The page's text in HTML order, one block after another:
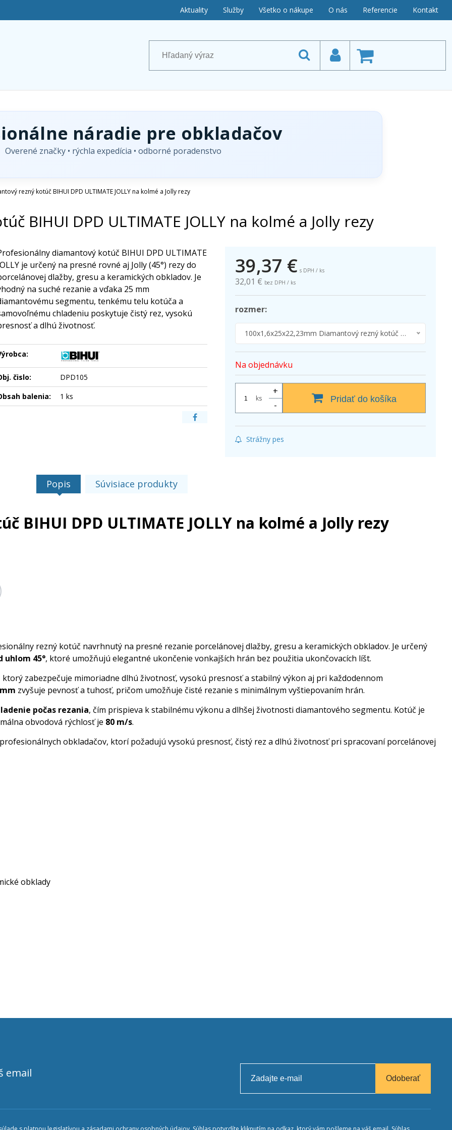
Aktuality Služby Všetko o nákupe O nás Referencie Kontakt
náradie pre obkladačov
Overené značky • rýchla expedícia • odborné poradenstvo
rezný kotúč BIHUI DPD ULTIMATE JOLLY na kolmé a Jolly rezy
BIHUI DPD ULTIMATE JOLLY na kolmé a Jolly rezy
39,37 € s DPH / ks
32,01 € bez DPH / ks
rozmer:
100x1,6x25x22,23mm Diamantový rezný kotúč BIHUI DPD ULTIMATE JOLLY na kolmé a Jolly rezy
Na objednávku
ks
+
-
Pridať do košíka
Strážny pes
diamantový kotúč BIHUI DPD ULTIMATE
je určený na presné rovné aj Jolly (45°) rezy do
dlažby, gresu a keramických obkladov. Je
na suché rezanie a vďaka 25 mm
segmentu, tenkému telu kotúča a
chladeniu poskytuje čistý rez, vysokú
a dlhú životnosť.
čislo:
DPD105
balenia:
1 ks
Popis Súvisiace produkty
BIHUI DPD ULTIMATE JOLLY na kolmé a Jolly rezy
rezný kotúč navrhnutý na presné rezanie porcelánovej dlažby, gresu a keramických obkladov. Je určený
uhlom 45°, ktoré umožňujú elegantné ukončenie vonkajších hrán bez použitia ukončovacích líšt.
ktorý zabezpečuje mimoriadne dlhú životnosť, vysokú presnosť a stabilný výkon aj pri každodennom
zvyšuje pevnosť a tuhosť, pričom umožňuje čisté rezanie s minimálnym vyštiepovaním hrán.
počas rezania, čím prispieva k stabilnému výkonu a dlhšej životnosti diamantového segmentu. Kotúč je
obvodová rýchlosť je 80 m/s.
obkladačov, ktorí požadujú vysokú presnosť, čistý rez a dlhú životnosť pri spracovaní porcelánovej
obklady
email Odoberať